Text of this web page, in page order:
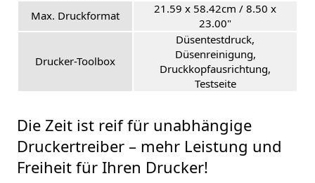
Max. Druckformat
21.59 x 58.42cm / 8.50 x
23.00"
Drucker-Toolbox
Düsentestdruck,
Düsenreinigung,
Druckkopfausrichtung,
Testseite
Die Zeit ist reif für unabhängige
Druckertreiber – mehr Leistung und
Freiheit für Ihren Drucker!